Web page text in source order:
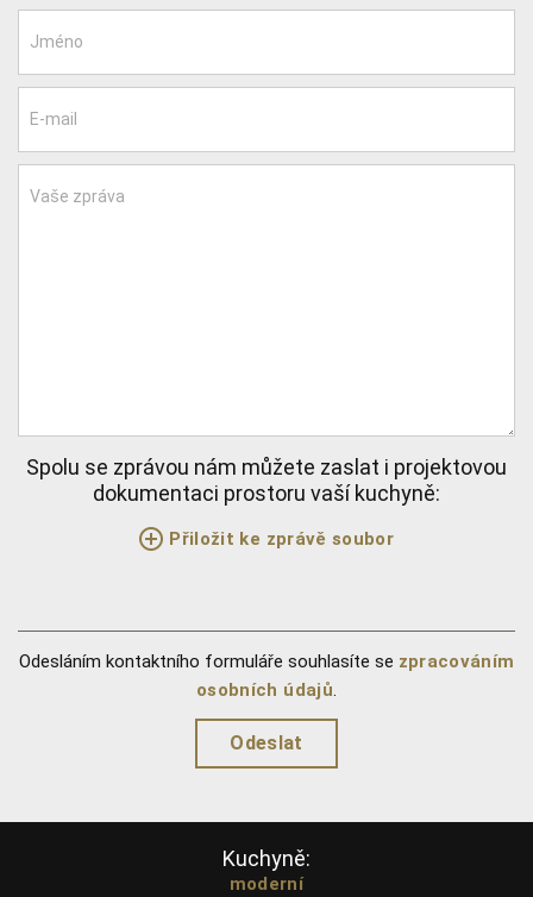
Jméno
E-mail
Vaše zpráva
Spolu se zprávou nám můžete zaslat i projektovou
dokumentaci prostoru vaší kuchyně:
Přiložit ke zprávě soubor
Odesláním kontaktního formuláře souhlasíte se zpracováním
osobních údajů.
Kuchyně:
moderní